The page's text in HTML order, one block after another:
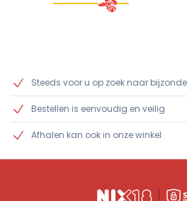
Steeds voor u op zoek naar
Bestellen is eenvoudig en veilig
Afhalen kan ook in onze winkel